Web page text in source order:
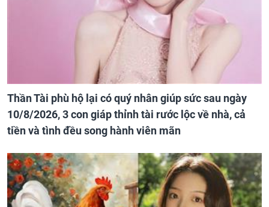
Thần Tài phù hộ lại có quý nhân giúp sức sau ngày
10/8/2026, 3 con giáp thỉnh tài rước lộc về nhà, cả
tiền và tình đều song hành viên mãn